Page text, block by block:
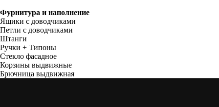
Фурнитура и наполнение
Ящики с доводчиками
Петли с доводчиками
Штанги
Ручки + Типоны
Стекло фасадное
Корзины выдвижные
Брючница выдвижная